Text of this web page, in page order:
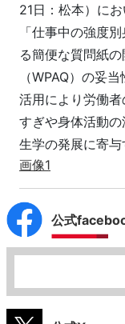
21日：松本）に
「仕事中の強度
る簡便な質問紙
（WPAQ）の妥
活用により労働
すぎや身体活動
生学の発展に寄与
画像1
公式